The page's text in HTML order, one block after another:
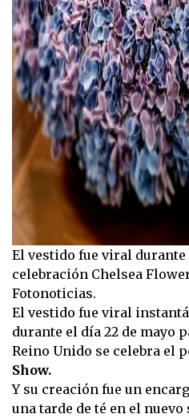
El vestido fue viral
celebración Chelsea
Fotonoticias.
El vestido fue viral
durante el día 22 de mayo
Reino Unido se celebra el
Show.
Y su creación fue un
una tarde de té en el nuevo